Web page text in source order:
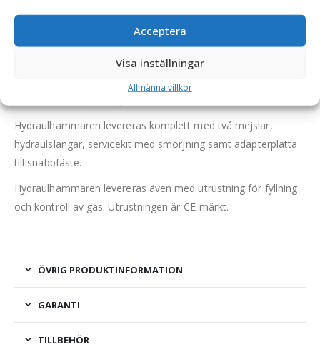
Acceptera
Visa inställningar
Allmänna villkor
Hydraulhammare XS-1000 – fäste S45, för maskinvikt
SMC hydraulhammare är ett robust och driftsäkert verktyg,
baserad på olja/gas patent med enbart två rörliga delar.
Hydraulhammaren levereras komplett med två mejslar,
hydraulslangar, servicekit med smörjning samt adapterplatta
till snabbfäste.
Hydraulhammaren levereras även med utrustning för fyllning
och kontroll av gas. Utrustningen är CE-märkt.
ÖVRIG PRODUKTINFORMATION
GARANTI
TILLBEHÖR